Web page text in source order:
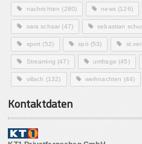
nachrichten (280) news(126)
sara schaar (47) sebastian
sport (52) spö (53)
Streaming (47) umfrage (45)
villach (132) weihnachten (44)
Kontaktdaten